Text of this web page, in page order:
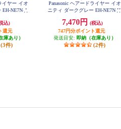
イヤー イオ
NE7N-A
込)
還元
庫あり）
(3件)
Panasonic ヘアードライヤー イオ
ニティ ダークグレー EH-NE7N-H
7,470円
(税込)
747円分ポイント還元
発送目安: 即納（在庫あり）
(2件)